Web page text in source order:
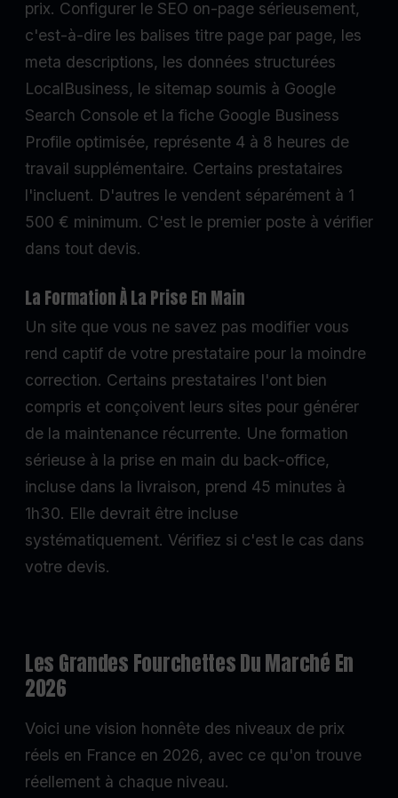
prix. Configurer le SEO on-page sérieusement,
c'est-à-dire les balises titre page par page, les
meta descriptions, les données structurées
LocalBusiness, le sitemap soumis à Google
Search Console et la fiche Google Business
Profile optimisée, représente 4 à 8 heures de
travail supplémentaire. Certains prestataires
l'incluent. D'autres le vendent séparément à 1
500 € minimum. C'est le premier poste à vérifier
dans tout devis.
La Formation À La Prise En Main
Un site que vous ne savez pas modifier vous
rend captif de votre prestataire pour la moindre
correction. Certains prestataires l'ont bien
compris et conçoivent leurs sites pour générer
de la maintenance récurrente. Une formation
sérieuse à la prise en main du back-office,
incluse dans la livraison, prend 45 minutes à
1h30. Elle devrait être incluse
systématiquement. Vérifiez si c'est le cas dans
votre devis.
Les Grandes Fourchettes Du Marché En
2026
Voici une vision honnête des niveaux de prix
réels en France en 2026, avec ce qu'on trouve
réellement à chaque niveau.